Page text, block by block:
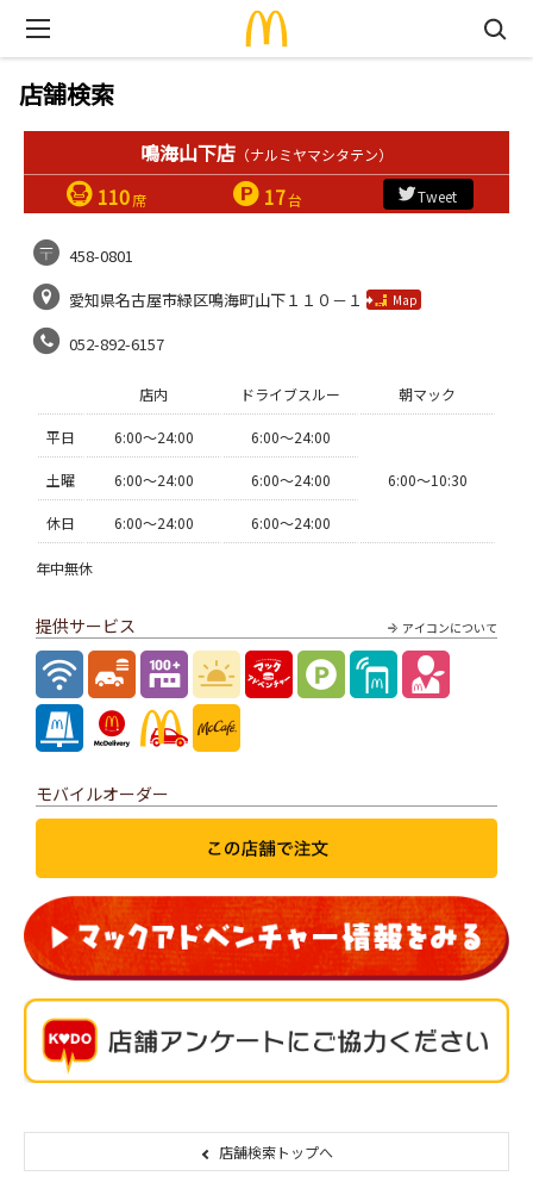
店舗検索
鳴海山下店 （ナルミヤマシタテン）
110 席 17台 Tweet
458-0801
愛知県名古屋市緑区鳴海町山下１１０－１
Map
052-892-6157
店内 ドライブスルー 朝マック
平日 6:00〜24:00 6:00〜24:00
6:00〜10:30
土曜 6:00〜24:00 6:00〜24:00
休日 6:00〜24:00 6:00〜24:00
年中無休
アイコンについて
提供サービス
モバイルオーダー
店舗検索トップへ